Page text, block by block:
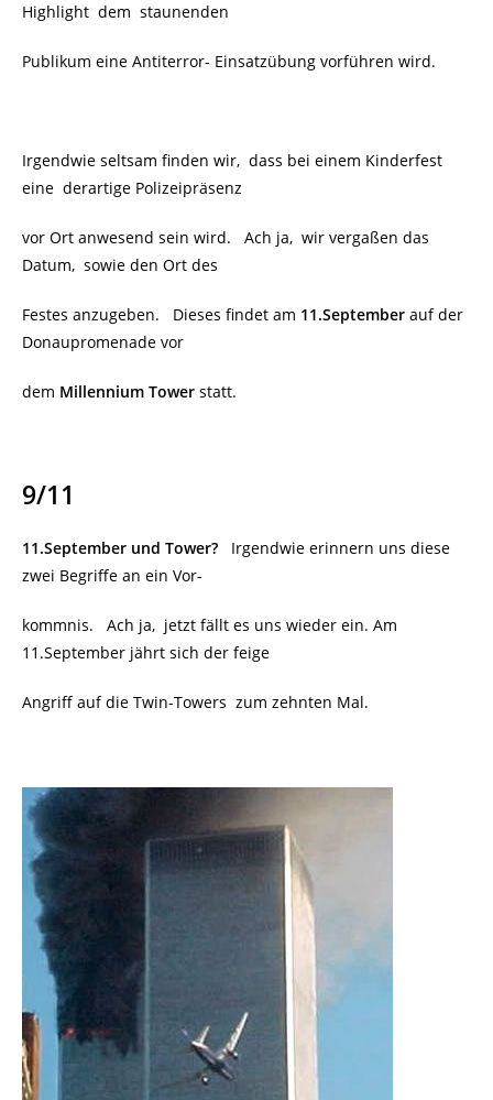
Highlight dem staunenden
Publikum eine Antiterror- Einsatzübung vorführen wird.
Irgendwie seltsam finden wir, dass bei einem Kinderfest
eine derartige Polizeipräsenz
vor Ort anwesend sein wird. Ach ja, wir vergaßen das
Datum, sowie den Ort des
Festes anzugeben. Dieses findet am 11.September auf der
Donaupromenade vor
dem Millennium Tower statt.
9/11
11.September und Tower? Irgendwie erinnern uns diese
zwei Begriffe an ein Vor-
kommnis. Ach ja, jetzt fällt es uns wieder ein. Am
11.September jährt sich der feige
Angriff auf die Twin-Towers zum zehnten Mal.